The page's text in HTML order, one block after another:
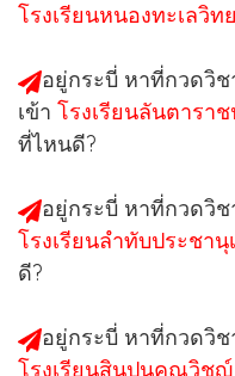
โรงเรียนหนองทะเลวิท
อยู่กระบี่ หาที่กวดวิช
เข้า โรงเรียนลันตารา
ที่ไหนดี?
อยู่กระบี่ หาที่กวดวิช
โรงเรียนลำทับประชานุ
ดี?
อยู่กระบี่ หาที่กวดวิช
โรงเรียนสินปุนคุณวิชญ์